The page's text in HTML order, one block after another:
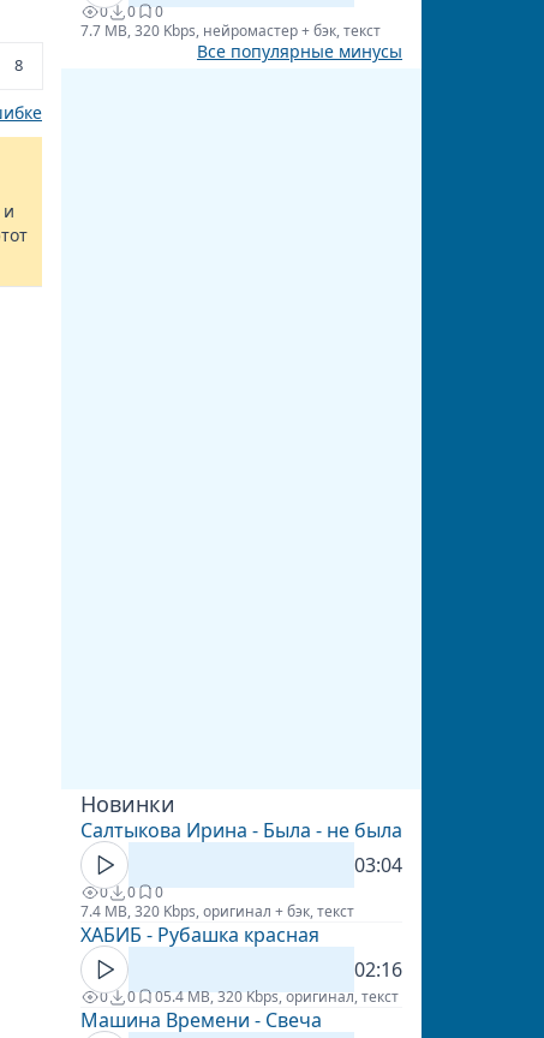
8
0 0
0
7.7 MB, 320 Kbps, нейромастер + бэк, текст
Все популярные минусы
Новинки
Салтыкова Ирина - Была - не была
03:04
0 0
0
7.4 MB, 320 Kbps, оригинал + бэк, текст
ХАБИБ - Рубашка красная
02:16
0 0 05.4 MB, 320 Kbps, оригинал, текст
Машина Времени - Свеча